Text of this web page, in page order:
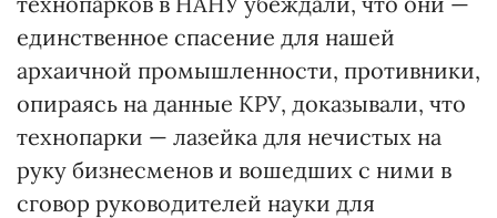
единственное спасение для нашей
архаичной промышленности, противники,
опираясь на данные КРУ, доказывали, что
технопарки — лазейка для нечистых на
руку бизнесменов и вошедших с ними в
сговор руководителей науки для